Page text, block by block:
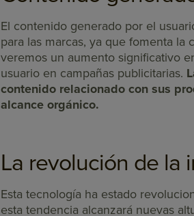
El contenido generado por el
para las marcas, ya que fomenta
veremos un aumento significativo
usuario en campañas publicitarias.
contenido relacionado con sus
alcance orgánico.
La revolución de la
Esta tecnología ha estado
esta tendencia alcanzará nuevas